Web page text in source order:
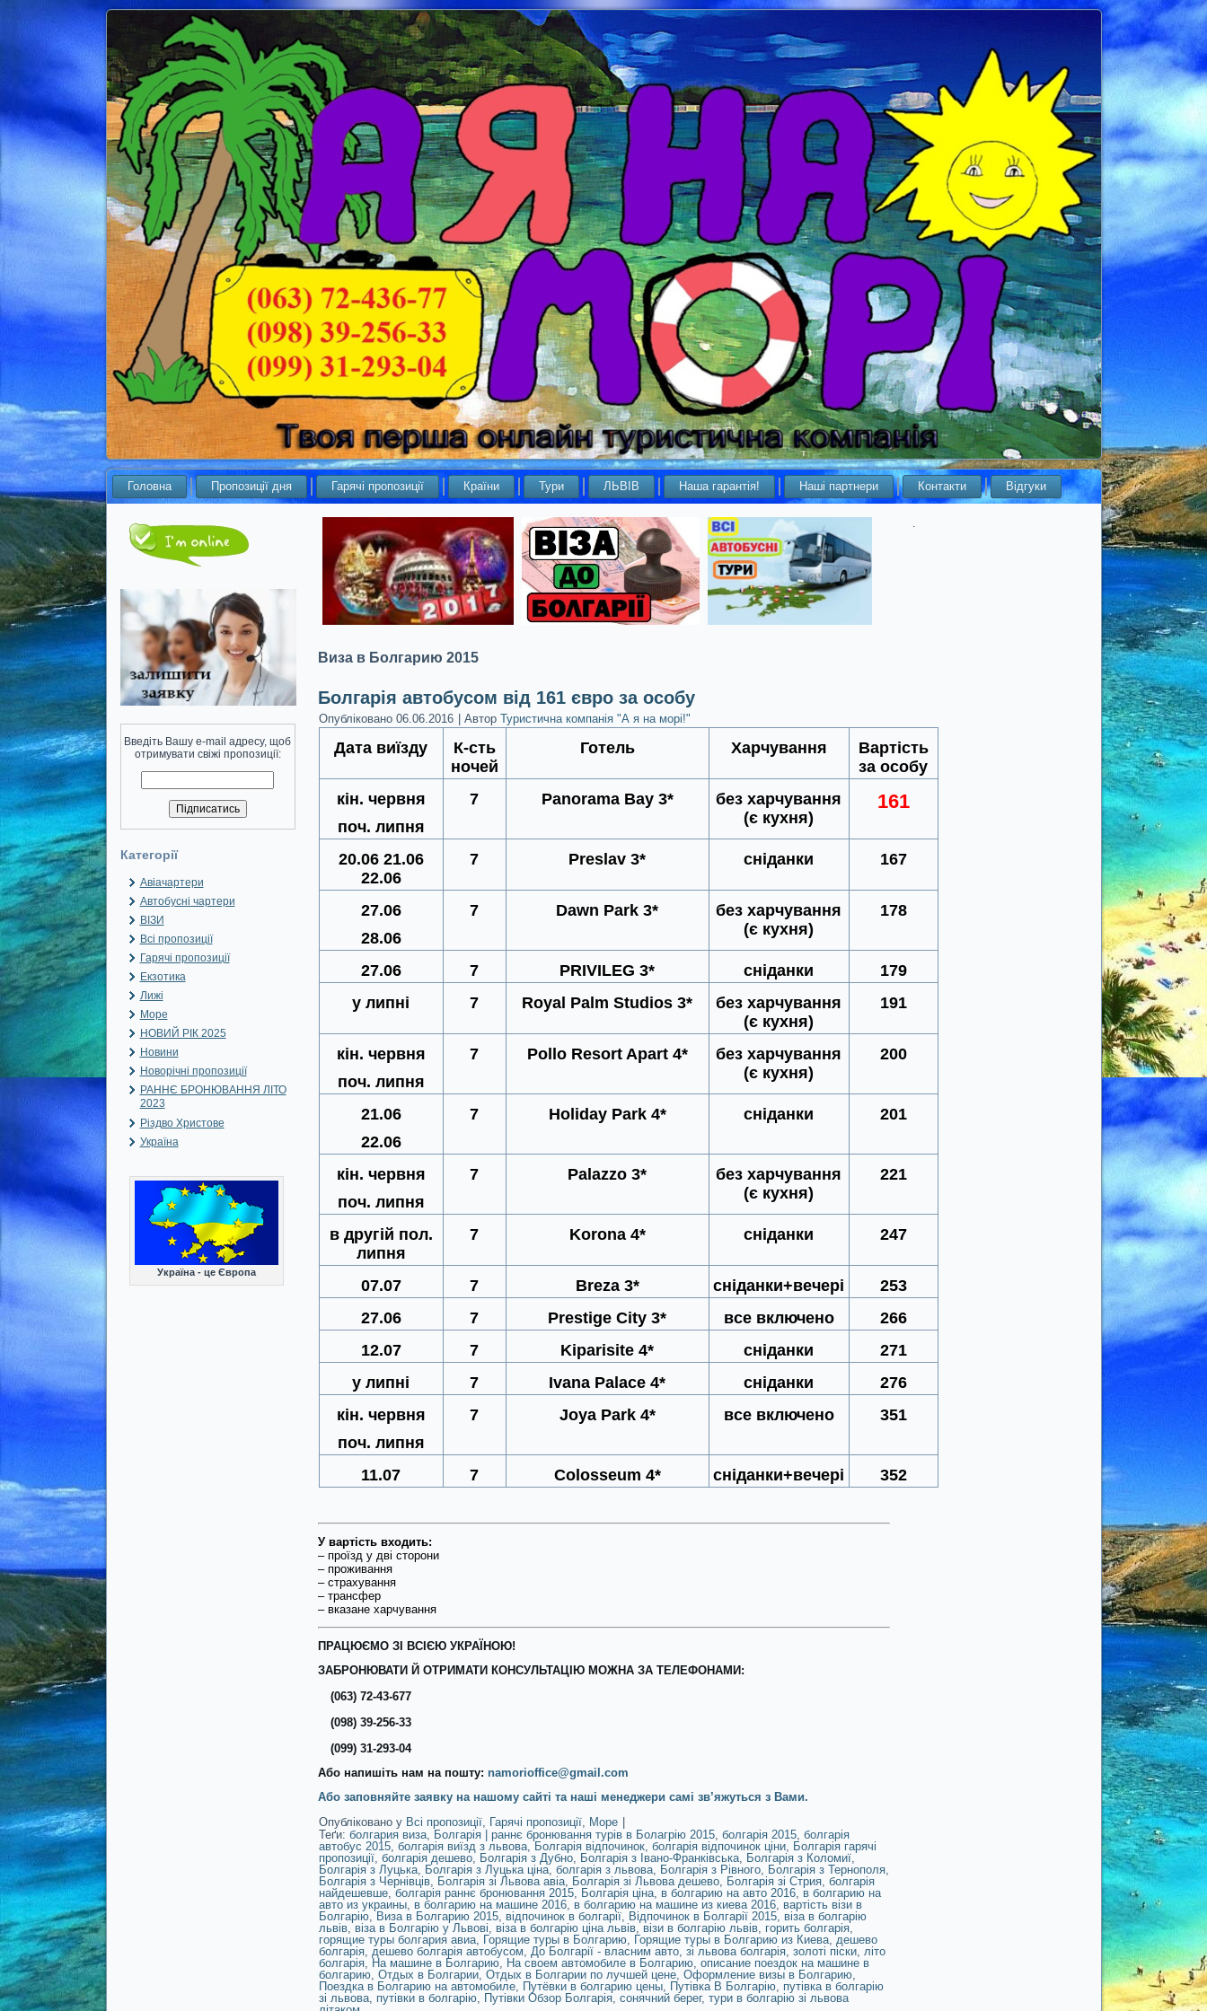
Головна Пропозиції дня Гарячі пропозиції Країни Тури ЛЬВІВ Наша гарантія! Наші партнери Контакти Відгуки
Введіть Вашу e-mail адресу, щоб
отримувати свіжі пропозиції:
Категорії
Авіачартери
Автобусні чартери
ВІЗИ
Всі пропозиції
Гарячі пропозиції
Екзотика
Лижі
Море
НОВИЙ РІК 2025
Новини
Новорічні пропозиції
РАННЄ БРОНЮВАННЯ ЛІТО
2023
Різдво Христове
Україна
Україна - це Європа
Виза в Болгарию 2015
Болгарія автобусом від 161 євро за особу
Опубліковано 06.06.2016 Автор Туристична компанія "А я на морі!"
Дата виїзду
К-сть
ночей
Готель Харчування
Вартість
за особу
кін. червня
поч. липня
7 Panorama Bay 3*
без харчування
(є кухня)
161
20.06 21.06
22.06
7 Preslav 3* сніданки 167
27.06
28.06
7 Dawn Park 3*
без харчування
(є кухня)
178
27.06 7 PRIVILEG 3* сніданки
179
у липні
7 Royal Palm Studios 3*
без харчування
(є кухня)
191
кін. червня
поч. липня
7 Pollo Resort Apart 4*
без харчування
(є кухня)
200
21.06
22.06
7 Holiday Park 4* сніданки 201
кін. червня
поч. липня
7 Palazzo 3*
без харчування
(є кухня)
221
в другій пол.
липня
7 Korona 4* сніданки 247
07.07 7 Breza 3* сніданки+вечері
253
27.06
7 Prestige City 3* все включено
266
12.07
7 Kiparisite 4* сніданки
271
у липні
7 Ivana Palace 4* сніданки
276
кін. червня
поч. липня
7 Joya Park 4* все включено 351
11.07 7 Colosseum 4* сніданки+вечері 352
У вартість входить:
– проїзд у дві сторони
– проживання
– страхування
– трансфер
– вказане харчування
ПРАЦЮЄМО ЗІ ВСІЄЮ УКРАЇНОЮ!
ЗАБРОНЮВАТИ Й ОТРИМАТИ КОНСУЛЬТАЦІЮ МОЖНА ЗА ТЕЛЕФОНАМИ:
(063) 72-43-677
(098) 39-256-33
(099) 31-293-04
Або напишіть нам на пошту: namorioffice@gmail.com
Або заповняйте заявку на нашому сайті та наші менеджери самі зв’яжуться з Вами.
Опубліковано у Всі пропозиції, Гарячі пропозиції, Море
Теґи: болгария виза, Болгарія | раннє бронювання турів в Болагрію 2015, болгарія 2015, болгарія
автобус 2015, болгарія виїзд з львова, Болгарія відпочинок, болгарія відпочинок ціни, Болгарія гарячі
пропозиції, болгарія дешево, Болгарія з Дубно, Болгарія з Івано-Франківська, Болгарія з Коломиї,
Болгарія з Луцька, Болгарія з Луцька ціна, болгарія з львова, Болгарія з Рівного, Болгарія з Тернополя,
Болгарія з Чернівців, Болгарія зі Львова авіа, Болгарія зі Львова дешево, Болгарія зі Стрия, болгарія
найдешевше, болгарія раннє бронювання 2015, Болгарія ціна, в болгарию на авто 2016, в болгарию на
авто из украины, в болгарию на машине 2016, в болгарию на машине из киева 2016, вартість візи в
Болгарію, Виза в Болгарию 2015, відпочинок в болгарії, Відпочинок в Болгарії 2015, віза в болгарію
львів, віза в Болгарію у Львові, віза в болгарію ціна львів, візи в болгарію львів, горить болгарія,
горящие туры болгария авиа, Горящие туры в Болгарию, Горящие туры в Болгарию из Киева, дешево
болгарія, дешево болгарія автобусом, До Болгарії - власним авто, зі львова болгарія, золоті піски, літо
болгарія, На машине в Болгарию, На своем автомобиле в Болгарию, описание поездок на машине в
болгарию, Отдых в Болгарии, Отдых в Болгарии по лучшей цене, Оформление визы в Болгарию,
Поездка в Болгарию на автомобиле, Путёвки в болгарию цены, Путівка В Болгарію, путівка в болгарію
зі львова, путівки в болгарію, Путівки Обзор Болгарія, сонячний берег, тури в болгарію зі львова
.